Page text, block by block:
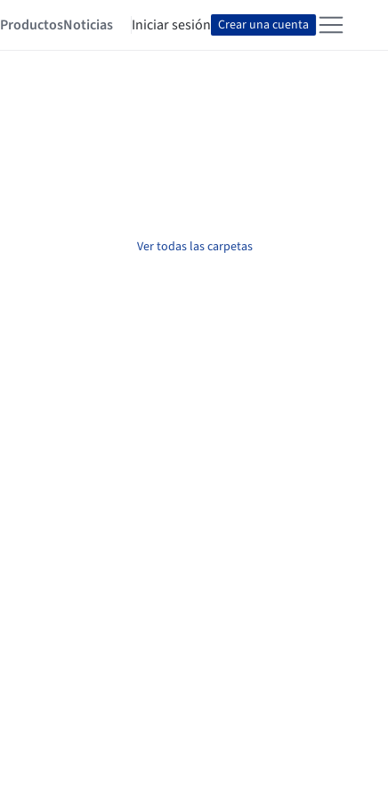
ProductosNoticias Iniciar sesión Crear una cuenta
Ver todas las carpetas